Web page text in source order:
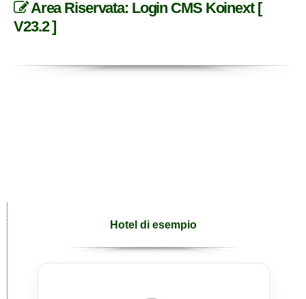
Area Riservata: Login CMS Koinext [
V23.2 ]
Hotel di esempio